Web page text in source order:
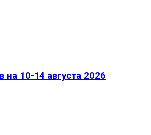
10-14 августа 2026